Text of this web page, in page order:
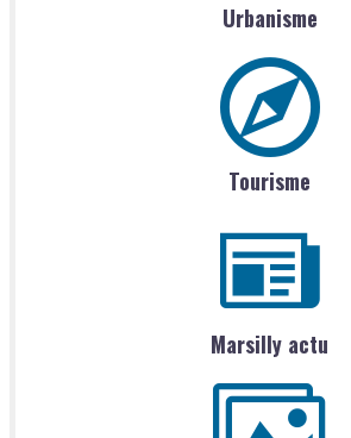
Urbanisme
Tourisme
Marsilly actu